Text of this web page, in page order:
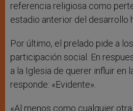
referencia religiosa como
estadio anterior del desarrollo
Por último, el prelado pide a
participación social. En
a la Iglesia de querer influir en
responde: «Evidente».
«Al menos como cualquier